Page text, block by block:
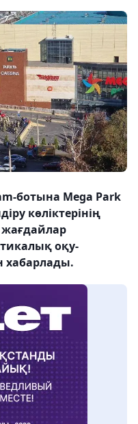
ботына Mega Park
көліктерінің
жағдайлар
оқу-
хабарлады.